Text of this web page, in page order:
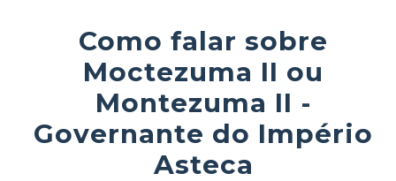
Como falar sobre
Moctezuma II ou
Montezuma II -
Governante do Império
Asteca